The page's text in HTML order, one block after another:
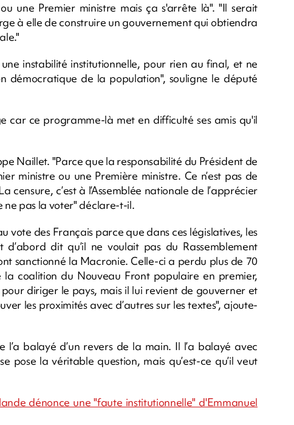
une Premier ministre mais ça s'arrête là". "Il serait
à elle de construire un gouvernement qui obtiendra
instabilité institutionnelle, pour rien au final, et ne
démocratique de la population", souligne le député
car ce programme-là met en difficulté ses amis qu'il
Naillet. "Parce que la responsabilité du Président de
ministre ou une Première ministre. Ce n’est pas de
c’est à l’Assemblée nationale de l’apprécier
ne pas la voter" déclare-t-il.
des Français parce que dans ces législatives, les
dit qu’il ne voulait pas du Rassemblement
sanctionné la Macronie. Celle-ci a perdu plus de 70
la coalition du Nouveau Front populaire en premier,
diriger le pays, mais il lui revient de gouverner et
les proximités avec d’autres sur les textes", ajoute-
balayé d’un revers de la main. Il l’a balayé avec
pose la véritable question, mais qu’est-ce qu’il veut
dénonce une "faute institutionnelle" d'Emmanuel